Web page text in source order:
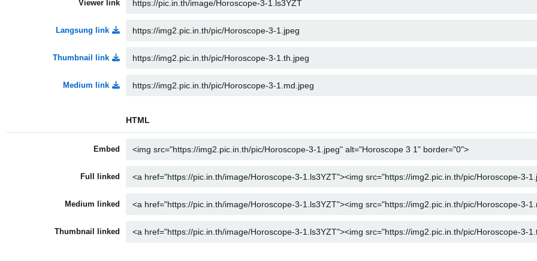
Viewer link
Langsung link
Thumbnail link
Medium link
HTML
Embed
Full linked
Medium linked
Thumbnail linked